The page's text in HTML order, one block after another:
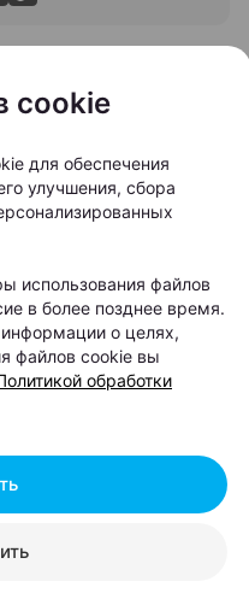
cookie
для обеспечения
улучшения, сбора
использования файлов
в более позднее время.
о целях,
файлов cookie вы
обработки